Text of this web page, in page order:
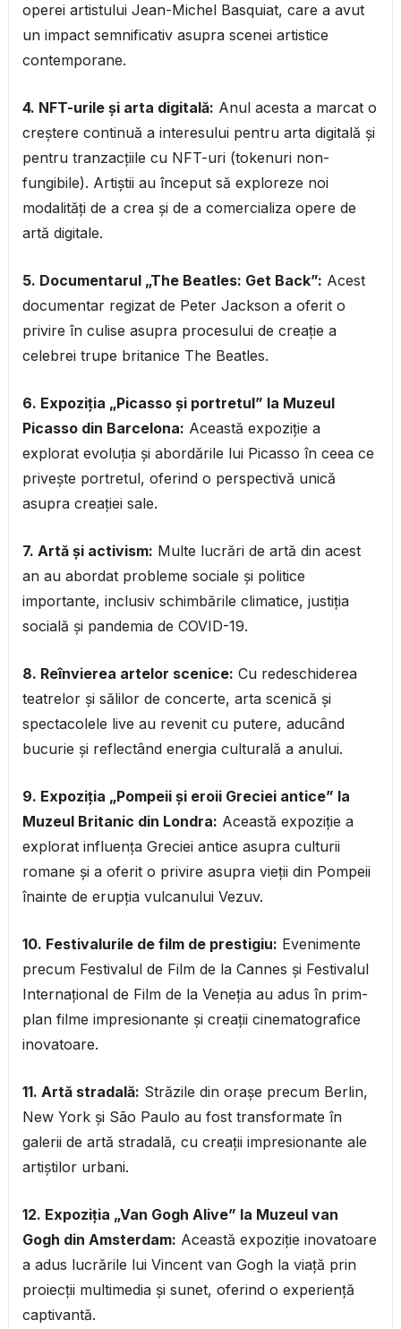
operei artistului Jean-Michel Basquiat, care a avut
un impact semnificativ asupra scenei artistice
contemporane.
4. NFT-urile și arta digitală: Anul acesta a marcat o
creștere continuă a interesului pentru arta digitală și
pentru tranzacțiile cu NFT-uri (tokenuri non-
fungibile). Artiștii au început să exploreze noi
modalități de a crea și de a comercializa opere de
artă digitale.
5. Documentarul „The Beatles: Get Back”: Acest
documentar regizat de Peter Jackson a oferit o
privire în culise asupra procesului de creație a
celebrei trupe britanice The Beatles.
6. Expoziția „Picasso și portretul” la Muzeul
Picasso din Barcelona: Această expoziție a
explorat evoluția și abordările lui Picasso în ceea ce
privește portretul, oferind o perspectivă unică
asupra creației sale.
7. Artă și activism: Multe lucrări de artă din acest
an au abordat probleme sociale și politice
importante, inclusiv schimbările climatice, justiția
socială și pandemia de COVID-19.
8. Reînvierea artelor scenice: Cu redeschiderea
teatrelor și sălilor de concerte, arta scenică și
spectacolele live au revenit cu putere, aducând
bucurie și reflectând energia culturală a anului.
9. Expoziția „Pompeii și eroii Greciei antice” la
Muzeul Britanic din Londra: Această expoziție a
explorat influența Greciei antice asupra culturii
romane și a oferit o privire asupra vieții din Pompeii
înainte de erupția vulcanului Vezuv.
10. Festivalurile de film de prestigiu: Evenimente
precum Festivalul de Film de la Cannes și Festivalul
Internațional de Film de la Veneția au adus în prim-
plan filme impresionante și creații cinematografice
inovatoare.
11. Artă stradală: Străzile din orașe precum Berlin,
New York și São Paulo au fost transformate în
galerii de artă stradală, cu creații impresionante ale
artiștilor urbani.
12. Expoziția „Van Gogh Alive” la Muzeul van
Gogh din Amsterdam: Această expoziție inovatoare
a adus lucrările lui Vincent van Gogh la viață prin
proiecții multimedia și sunet, oferind o experiență
captivantă.